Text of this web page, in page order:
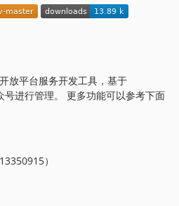
放平台服务开发工具，基于
进行管理。 更多功能可以参考下面
）